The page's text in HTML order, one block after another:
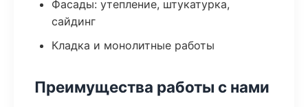
Фасады: утепление, штукатурка,
сайдинг
Кладка и монолитные работы
Преимущества работы с нами